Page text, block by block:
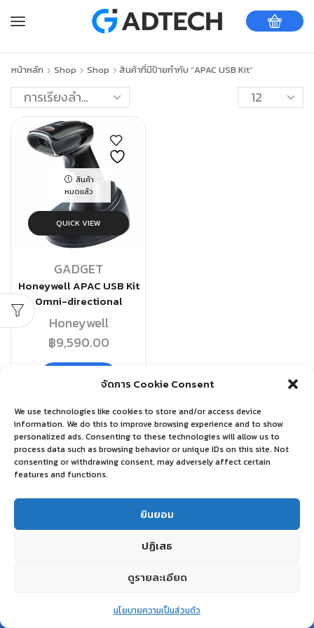
จัดการ Cookie Consent
We use technologies like cookies to store and/or access device
information. We do this to improve browsing experience and to show
personalized ads. Consenting to these technologies will allow us to
process data such as browsing behavior or unique IDs on this site. Not
consenting or withdrawing consent, may adversely affect certain
features and functions.
ยินยอม
ปฏิเสธ
ดูรายละเอียด
นโยบายความเป็นส่วนตัว
หน้าหลัก Shop Shop สินค้าที่มีป้ายกำกับ “APAC USB Kit”
สินค้า
หมดแล้ว
QUICK VIEW
GADGET
Honeywell APAC USB Kit
Omni-directional
Honeywell
฿9,590.00
Wishlist